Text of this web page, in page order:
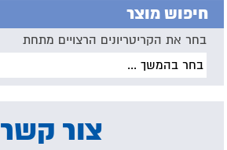
חיפוש מוצר
בחר את הקריטריונים הרצויים מתחת
צור קשר